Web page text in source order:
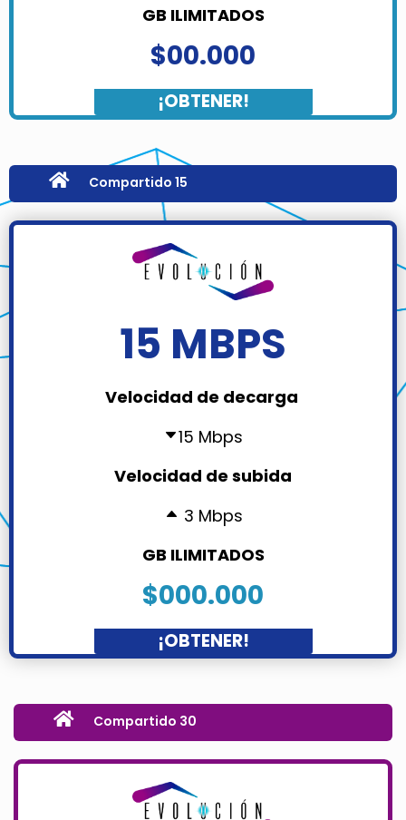
GB ILIMITADOS
$00.000
¡OBTENER!
Compartido 15
15 MBPS
Velocidad de decarga
15 Mbps
Velocidad de subida
3 Mbps
GB ILIMITADOS
$000.000
¡OBTENER!
Compartido 30